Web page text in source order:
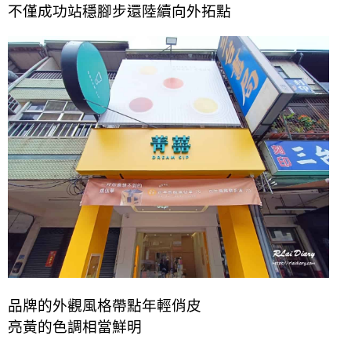
不僅成功站穩腳步還陸續向外拓點
品牌的外觀風格帶點年輕俏皮
亮黃的色調相當鮮明